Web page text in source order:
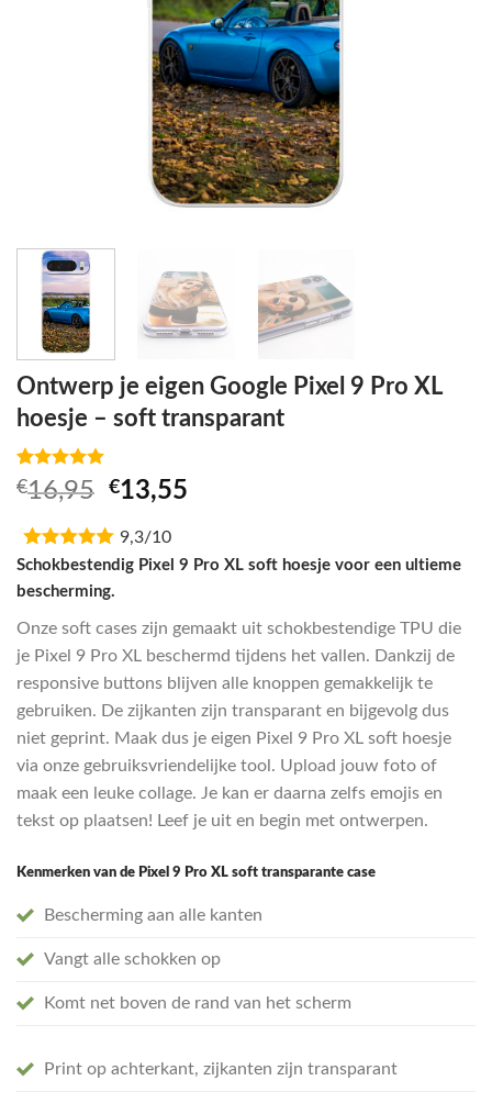
Ontwerp je eigen Google Pixel 9 Pro XL
hoesje – soft transparant
Waardering
5.00op 5
op
1
€16,95 Oorspronkelijke
was:
€16,95.
€13,55
€13,55.
9,3/10
Schokbestendig Pixel 9 Pro XL soft hoesje voor een ultieme
bescherming.
Onze soft cases zijn gemaakt uit schokbestendige TPU die
je Pixel 9 Pro XL beschermd tijdens het vallen. Dankzij de
responsive buttons blijven alle knoppen gemakkelijk te
gebruiken. De zijkanten zijn transparant en bijgevolg dus
niet geprint. Maak dus je eigen Pixel 9 Pro XL soft hoesje
via onze gebruiksvriendelijke tool. Upload jouw foto of
maak een leuke collage. Je kan er daarna zelfs emojis en
tekst op plaatsen! Leef je uit en begin met ontwerpen.
Kenmerken van de Pixel 9 Pro XL soft transparante case
Bescherming aan alle kanten
Vangt alle schokken op
Komt net boven de rand van het scherm
Print op achterkant, zijkanten zijn transparant